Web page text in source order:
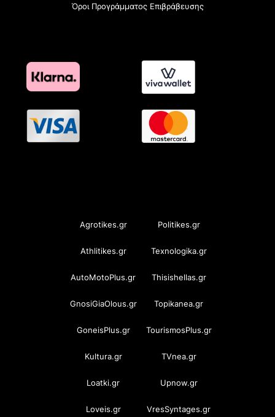
Όροι Προγράμματος Επιβράβευσης
Agrotikes.gr Politikes.gr
Athlitikes.gr Texnologika.gr
AutoMotoPlus.gr Thisishellas.gr
GnosiGiaOlous.gr Topikanea.gr
GoneisPlus.gr TourismosPlus.gr
Kultura.gr TVnea.gr
Loatki.gr Upnow.gr
Loveis.gr VresSyntages.gr